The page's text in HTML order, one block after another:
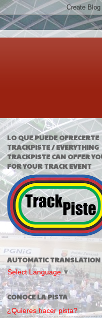
LO QUE PUEDE OFRECERTE
TRACKPISTE / EVERYTHING
TRACKPISTE CAN OFFER
FOR YOUR TRACK EVENT
AUTOMATIC TRANSLATION
Select Language ▼
CONOCE LA PISTA
¿Quieres hacer pista?